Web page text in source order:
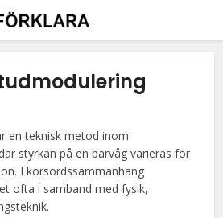
en teknisk metod inom
styrkan på en bärvåg varieras för
I korsordssammanhang
ofta i samband med fysik,